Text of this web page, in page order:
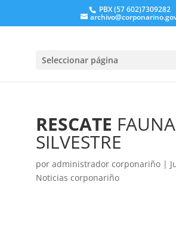
PBX (57 602)7309282
Seleccionar página
RESCATE FAUNA
SILVESTRE
por administrador corponariño|
Noticias corponariño